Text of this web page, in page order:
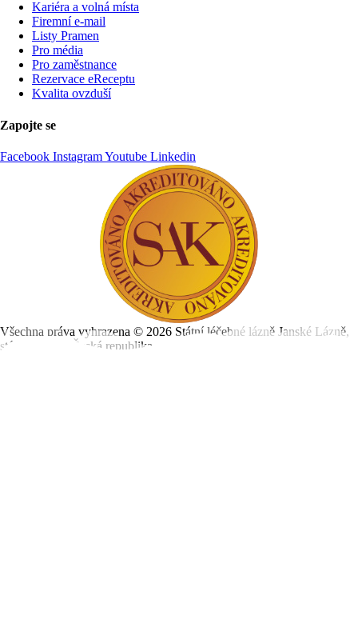
Kariéra a volná místa
Firemní­ e-mail
Listy Pramen
Pro média
Pro zaměstnance
Rezervace eReceptu
Kvalita ovzduší
Zapojte se
Facebook InstagramYoutube Linkedin
Všechna práva vyhrazena © 2026 Státní léčebné lázně Janské Lázně,
státní podnik, Česká republika